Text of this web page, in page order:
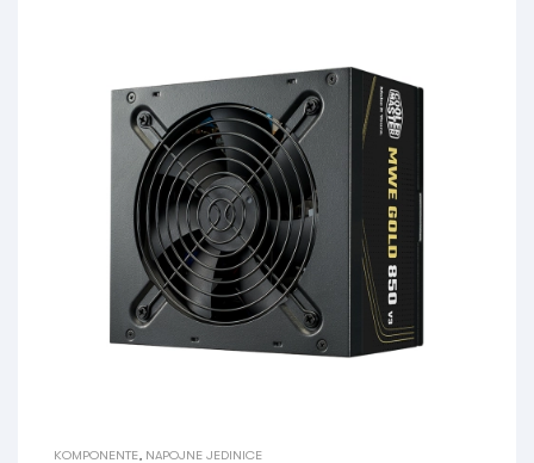
KOMPONENTE NAPOJNE JEDINICE